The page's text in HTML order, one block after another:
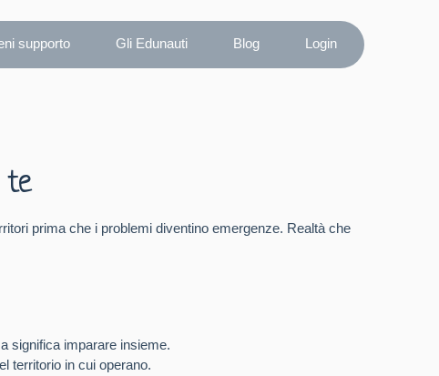
supporto Gli Edunauti Blog Login
te
prima che i problemi diventino emergenze. Realtà che
significa imparare insieme.
territorio in cui operano.